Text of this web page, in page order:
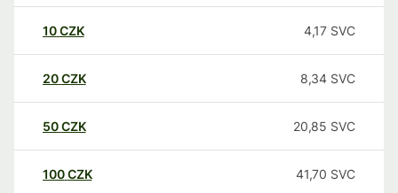
10CZK 4,17 SVC
20CZK 8,34 SVC
50CZK 20,85 SVC
100CZK 41,70 SVC